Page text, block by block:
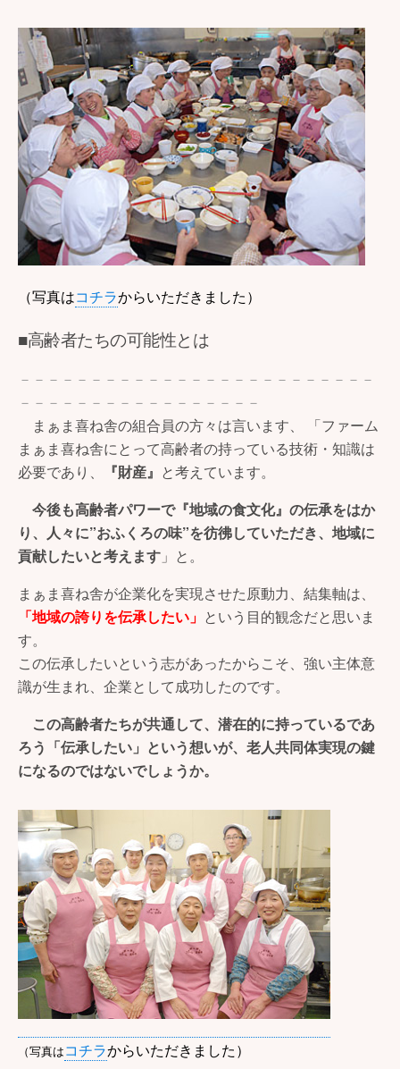
（写真はコチラからいただきました）
■高齢者たちの可能性とは
－－－－－－－－－－－－－－－－－－－－－－－－－
－－－－－－－－－－－－－－－－－
まぁま喜ね舎の組合員の方々は言います、 「ファーム
まぁま喜ね舎にとって高齢者の持っている技術・知識は
必要であり、
『財産』 と考えています。
今後も高齢者パワーで『地域の食文化』の伝承をはか
り、人々に”おふくろの味”を彷彿していただき、地域に
貢献したいと考えます 」と。
まぁま喜ね舎が企業化を実現させた原動力、結集軸は、
「地域の誇りを伝承したい」 という目的観念だと思いま
す。
この伝承したいという志があったからこそ、強い主体意
識が生まれ、企業として成功したのです。
この高齢者たちが共通して、潜在的に持っているであ
ろう「伝承したい」という想いが、老人共同体実現の鍵
になるのではないでしょうか。
（写真はコチラからいただきました）